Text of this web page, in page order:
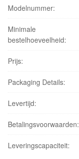
Modelnummer:
Minimale
bestelhoeveelheid:
Prijs:
Packaging Details:
Levertijd:
Betalingsvoorwaarden:
Leveringscapaciteit: